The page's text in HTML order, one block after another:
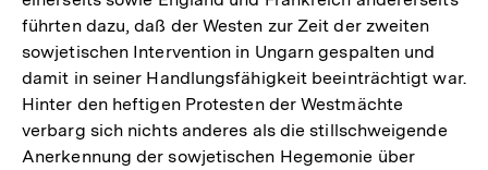
führten dazu, daß der Westen zur Zeit der zweiten
sowjetischen Intervention in Ungarn gespalten und
damit in seiner Handlungsfähigkeit beeinträchtigt war.
Hinter den heftigen Protesten der Westmächte
verbarg sich nichts anderes als die stillschweigende
Anerkennung der sowjetischen Hegemonie über